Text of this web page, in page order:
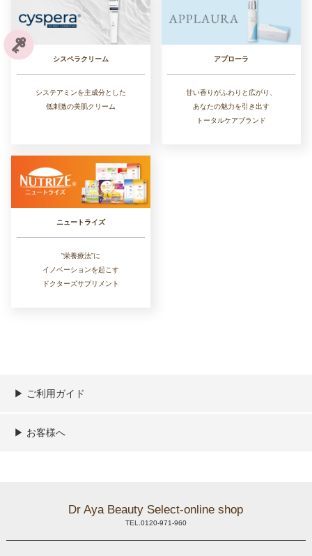
シスペラクリーム
システアミンを主成分とした
低刺激の美肌クリーム
アプローラ
甘い香りがふわりと広がり、
あなたの魅力を引き出す
トータルケアブランド
ニュートライズ
”栄養療法”に
イノベーションを起こす
ドクターズサプリメント
▶︎ ご利用ガイド
ご利用ガイド
決済／配送／送料について
取り扱い商品一覧
顧客情報の取扱について
特定商取引法の表記
▶︎ お客様へ
Dr Aya Beauty Select-online shop
TEL.0120-971-960